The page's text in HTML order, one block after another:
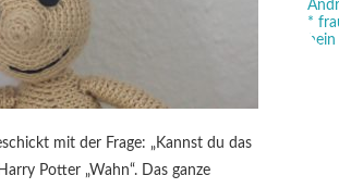
mit der Frage: „Kannst du das
Potter „Wahn“. Das ganze